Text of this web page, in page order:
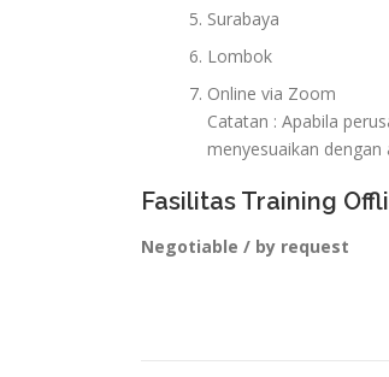
Surabaya
Lombok
Online via Zoom
Catatan : Apabila
menyesuaikan dengan
Fasilitas Training
Negotiable / by request